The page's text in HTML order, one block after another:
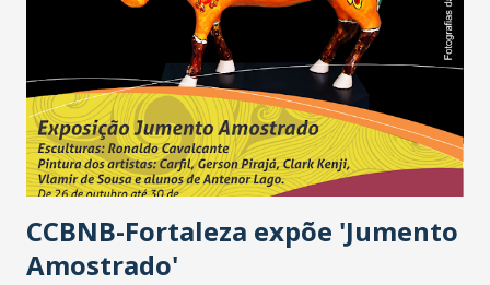
heavy e o death metal. A cantora Nara Hope fecha a
programação do dia, a partir das 20h20. O espetáculo traz
clássicos do jazz, com beats em uma nova roupagem.
Geodiversidade de Fortaleza - Neste sábado (26), às 14
horas, o programa Percursos Urbanos recebe a pós-
doutora em Geomorfologia Costeira pela Universidade da
...
CCBNB-Fortaleza expõe 'Jumento
Amostrado'